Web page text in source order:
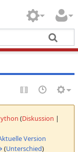
(Diskussion |
Version
(Unterschied)